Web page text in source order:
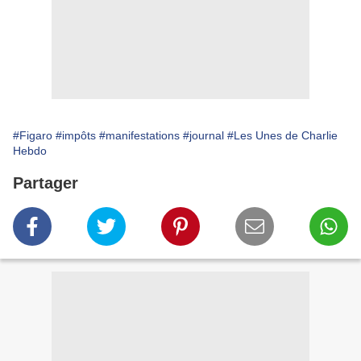
#Figaro #impôts #manifestations #journal #Les Unes de Charlie
Hebdo
Partager